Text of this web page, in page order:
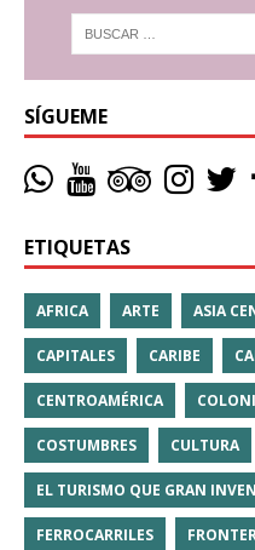
SÍGUEME
ETIQUETAS
AFRICA ARTE ASIA
CAPITALES CARIBE
CENTROAMÉRICA
COSTUMBRES CULTURA
EL TURISMO QUE GRAN
FERROCARRILES